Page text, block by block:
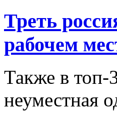
Треть
рабочем
Также в топ-
неуместная